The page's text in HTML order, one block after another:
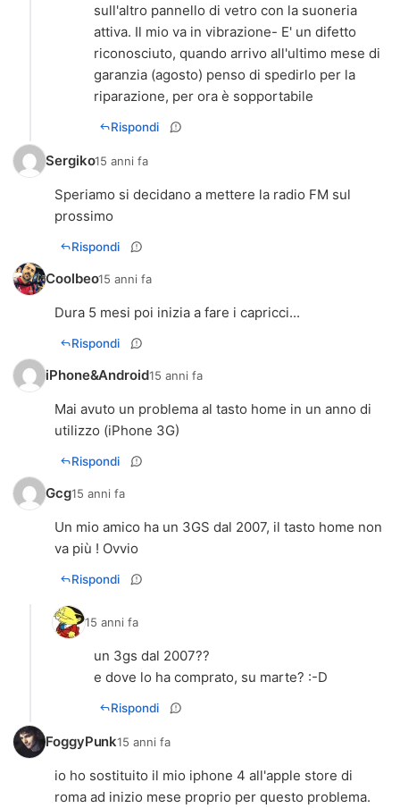
sull'altro pannello di vetro con la suoneria
attiva. Il mio va in vibrazione- E' un difetto
riconosciuto, quando arrivo all'ultimo mese di
garanzia (agosto) penso di spedirlo per la
riparazione, per ora è sopportabile
Rispondi
Sergiko15 anni fa
Speriamo si decidano a mettere la radio FM sul
prossimo
Rispondi
Coolbeo15 anni fa
Dura 5 mesi poi inizia a fare i capricci...
Rispondi
iPhone&Android15 anni fa
Mai avuto un problema al tasto home in un anno di
utilizzo (iPhone 3G)
Rispondi
Gcg15 anni fa
Un mio amico ha un 3GS dal 2007, il tasto home non
va più ! Ovvio
Rispondi
15 anni fa
un 3gs dal 2007??
e dove lo ha comprato, su marte? :-D
Rispondi
FoggyPunk15 anni fa
io ho sostituito il mio iphone 4 all'apple store di
roma ad inizio mese proprio per questo problema.